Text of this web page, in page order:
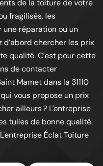
de la toiture de votre
fragilisés, les
réparation ou un
d’abord chercher les prix
qualité. C’est pour cette
de contacter
Mamet dans la 31110
vous propose un prix
ailleurs ? L'entreprise
tuiles de bonne qualité.
Éclat Toiture